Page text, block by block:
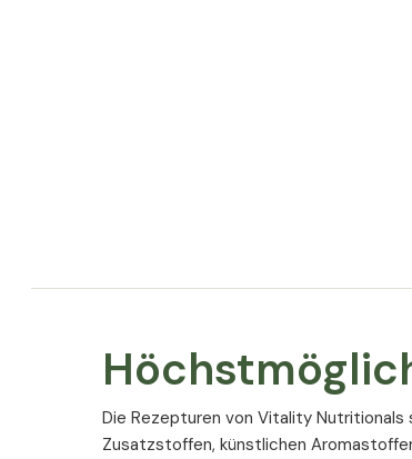
Die Rezepturen von Vitality Nutritionals
Zusatzstoffen, künstlichen